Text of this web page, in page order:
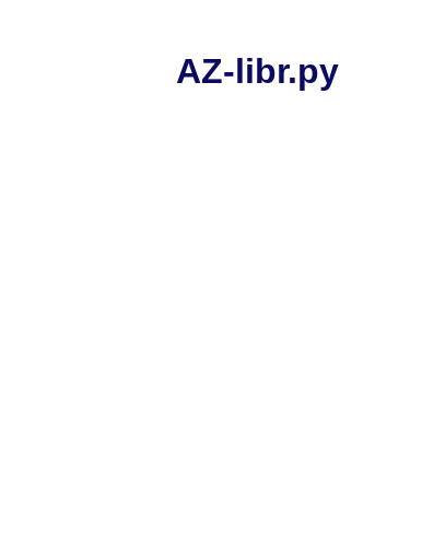
AZ-libr.ру